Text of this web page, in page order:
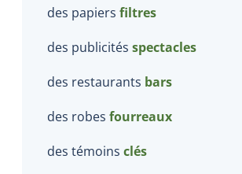
des papiers filtres
des publicités spectacles
des restaurants bars
des robes fourreaux
des témoins clés